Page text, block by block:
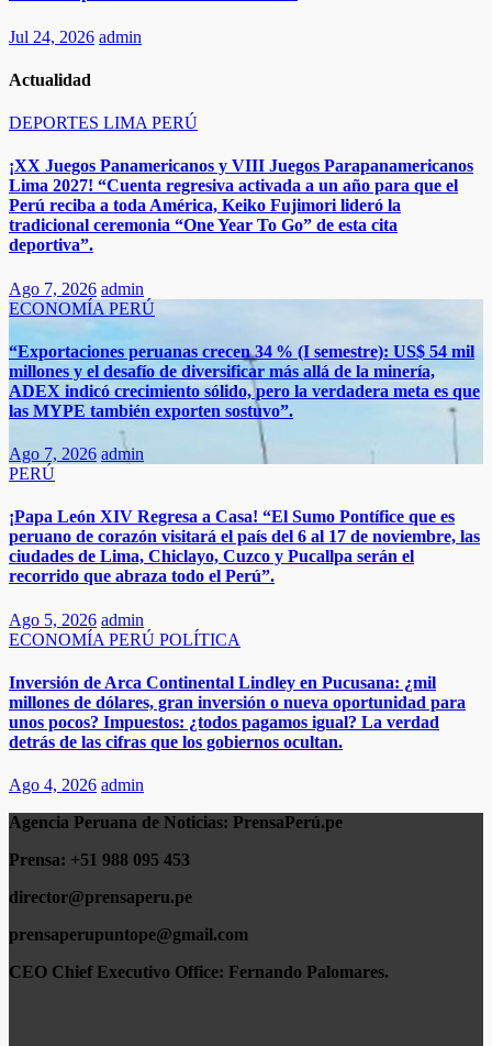
Jul 24, 2026 admin
Actualidad
DEPORTES LIMA PERÚ
¡XX Juegos Panamericanos y VIII Juegos Parapanamericanos
Lima 2027! “Cuenta regresiva activada a un año para que el
Perú reciba a toda América, Keiko Fujimori lideró la
tradicional ceremonia “One Year To Go” de esta cita
deportiva”.
Ago 7, 2026 admin
ECONOMÍA PERÚ
“Exportaciones peruanas crecen 34 % (I semestre): US$ 54 mil
millones y el desafío de diversificar más allá de la minería,
ADEX indicó crecimiento sólido, pero la verdadera meta es que
las MYPE también exporten sostuvo”.​​
Ago 7, 2026 admin
PERÚ
¡Papa León XIV Regresa a Casa! “El Sumo Pontífice que es
peruano de corazón visitará el país del 6 al 17 de noviembre, las
ciudades de Lima, Chiclayo, Cuzco y Pucallpa serán el
recorrido que abraza todo el Perú”.​
Ago 5, 2026 admin
ECONOMÍA PERÚ POLÍTICA
Inversión de Arca Continental Lindley en Pucusana: ¿mil
millones de dólares, gran inversión o nueva oportunidad para
unos pocos? Impuestos: ¿todos pagamos igual? La verdad
detrás de las cifras que los gobiernos ocultan.
Ago 4, 2026 admin
Agencia Peruana de Noticias: PrensaPerú.pe
Prensa: +51 988 095 453
director@prensaperu.pe
prensaperupuntope@gmail.com
CEO Chief Executivo Office: Fernando Palomares.